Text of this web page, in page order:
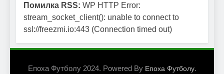
Помилка RSS: WP HTTP Error:
stream_socket_client(): unable to connect to
ssl://freezmi.io:443 (Connection timed out)
Епоха Футболу 2024. Powered By Епоха Футболу.